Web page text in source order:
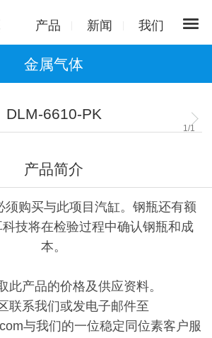
产品 新闻 我们
金属气体
DLM-6610-PK
1 /1
产品简介
须购买与此项目汽缸。钢瓶还有额
技将在检验过程中确认钢瓶和成
本。
此产品的价格及供应资料。
联系我们或发电子邮件至
与我们的一位稳定同位素客户服